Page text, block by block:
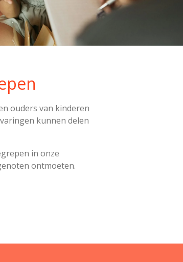
ouders van kinderen
kunnen delen
in onze
ontmoeten.